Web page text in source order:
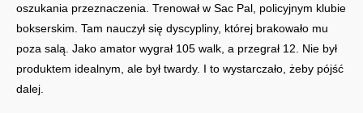
oszukania przeznaczenia. Trenował w Sac Pal, policyjnym klubie
bokserskim. Tam nauczył się dyscypliny, której brakowało mu
poza salą. Jako amator wygrał 105 walk, a przegrał 12. Nie był
produktem idealnym, ale był twardy. I to wystarczało, żeby pójść
dalej.